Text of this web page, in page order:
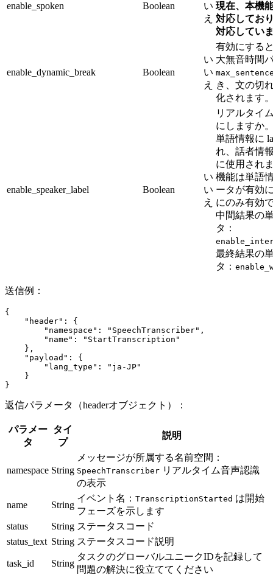
enable_spoken Boolean
い
え
現在、本機
対応してお
対応してい
enable_dynamic_break Boolean
い
い
え
有効にする
大無音時間
き、文の切
化されます
enable_speaker_label Boolean
い
い
え
リアルタイ
にしますか
単語情報に
れ、話者情
に使用され
機能は単語
ータが有効
にのみ有効
中間結果の
タ：
最終結果の
タ：
送信例：
{
    "header"
: {
        "namespace"
: "SpeechTranscriber" ,
        "name"
:
"StartTranscription"
    },
    "payload"
: {
        "lang_type"
:
"ja-JP"
    }
}
返信パラメータ（headerオブジェクト）：
パラメー
タ
タイ
プ
説明
namespace String
メッセージが所属する名前空間：
SpeechTranscriber リアルタイム音声認識
の表示
name String
イベント名： TranscriptionStarted は開始
フェーズを示します
status
String ステータスコード
status_text String ステータスコード説明
task_id String
タスクのグローバルユニークIDを記録して
問題の解決に役立ててください